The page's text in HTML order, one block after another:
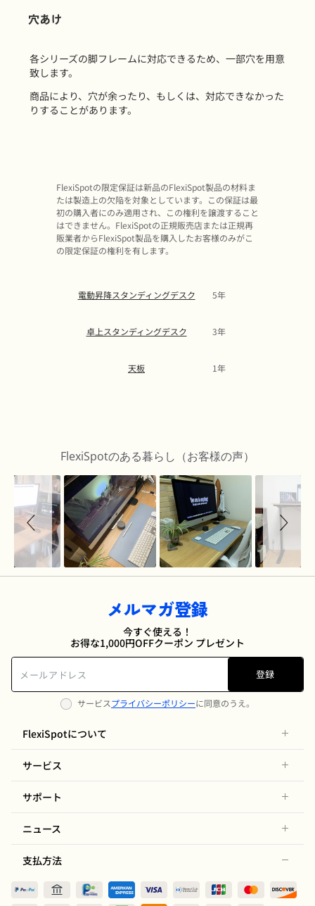
穴あけ
各シリーズの脚フレームに対応できるため、一部穴を用意
致します。
商品により、穴が余ったり、もしくは、対応できなかった
りすることがあります。
FlexiSpotの限定保証は新品のFlexiSpot製品の材料ま
たは製造上の欠陥を対象としています。この保証は最
初の購入者にのみ適用され、この権利を譲渡すること
はできません。FlexiSpotの正規販売店または正規再
販業者からFlexiSpot製品を購入したお客様のみがこ
の限定保証の権利を有します。
電動昇降スタンディングデスク 5年
卓上スタンディングデスク 3年
天板 1年
FlexiSpotのある暮らし（お客様の声）
メルマガ登録
今すぐ使える！
お得な1,000円OFFクーポン プレゼント
登録
サービスプライバシーポリシーに同意のうえ。
FlexiSpotについて
サービス
サポート
ニュース
支払方法